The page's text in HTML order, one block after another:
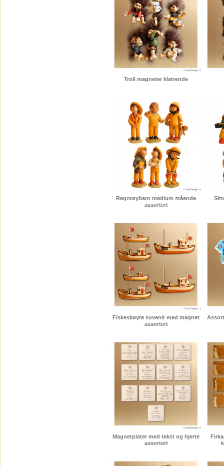
Troll magneter klatrende
Regntøybarn medium stående
assortert
Fiskeskøyte suvenir med magnet
assortert
Magnetplater med tekst og hjerte
assortert